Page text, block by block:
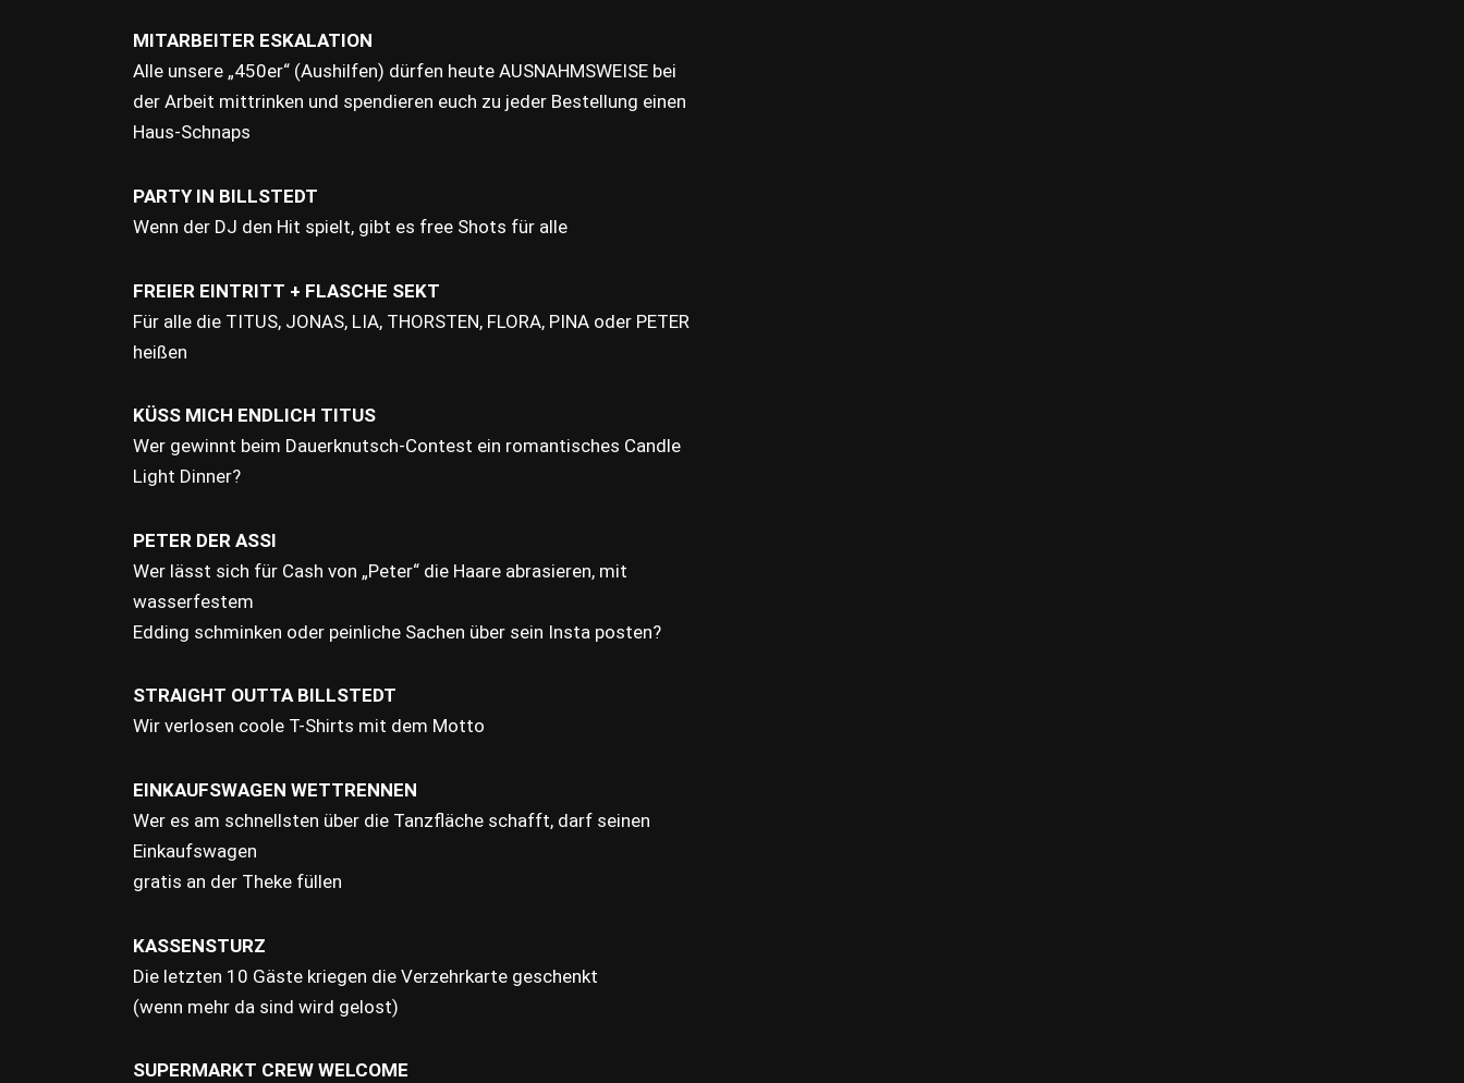
MITARBEITER ESKALATION
Alle unsere „450er“ (Aushilfen) dürfen heute AUSNAHMSWEISE bei
der Arbeit mittrinken und spendieren euch zu jeder Bestellung einen
Haus-Schnaps
PARTY IN BILLSTEDT
Wenn der DJ den Hit spielt, gibt es free Shots für alle
FREIER EINTRITT + FLASCHE SEKT
Für alle die TITUS, JONAS, LIA, THORSTEN, FLORA, PINA oder PETER
heißen
KÜSS MICH ENDLICH TITUS
Wer gewinnt beim Dauerknutsch-Contest ein romantisches Candle
Light Dinner?
PETER DER ASSI
Wer lässt sich für Cash von „Peter“ die Haare abrasieren, mit
wasserfestem
Edding schminken oder peinliche Sachen über sein Insta posten?
STRAIGHT OUTTA BILLSTEDT
Wir verlosen coole T-Shirts mit dem Motto
EINKAUFSWAGEN WETTRENNEN
Wer es am schnellsten über die Tanzfläche schafft, darf seinen
Einkaufswagen
gratis an der Theke füllen
KASSENSTURZ
Die letzten 10 Gäste kriegen die Verzehrkarte geschenkt
(wenn mehr da sind wird gelost)
SUPERMARKT CREW WELCOME